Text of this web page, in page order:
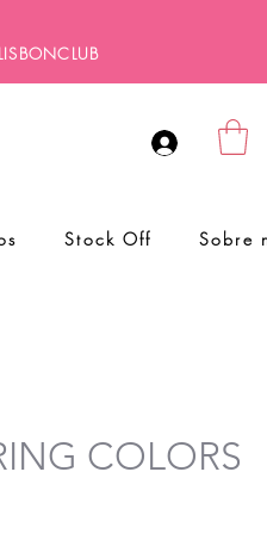
Stock Off Sobre
COLORS